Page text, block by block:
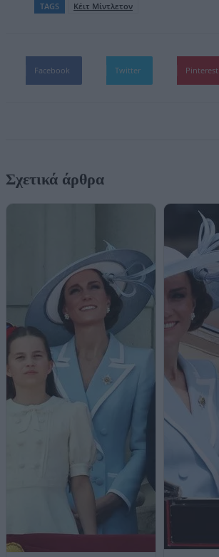
TAGS Κέιτ Μίντλετον
Facebook Twitter Pinterest
Σχετικά άρθρα